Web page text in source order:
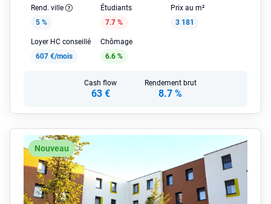
Rend. ville
5 %
Étudiants
7.7 %
Prix au m²
3 181
Loyer HC conseillé
607 €/mois
Chômage
6.6 %
Cash flow
63 €
Rendement brut
8.7 %
Nouveau